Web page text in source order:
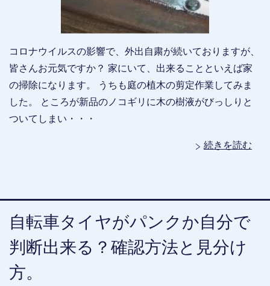
コロナウイルスの影響で、外出自粛が続いておりますが、
皆さんお元気ですか？ 家にいて、出来ることといえば家
の掃除になります。 うちも庭の植木の剪定作業してみま
した。 ところが新品のノコギリに木の樹液がびっしりと
ついてしまい・・・
続きを読む
自転車タイヤがパンクか自分で
判断出来る？確認方法と見分け
方。